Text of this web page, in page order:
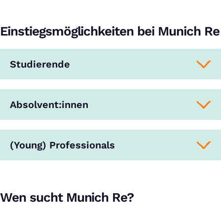
Einstiegsmöglichkeiten bei Munich Re
Studierende
Absolvent:innen
(Young) Professionals
Wen sucht Munich Re?